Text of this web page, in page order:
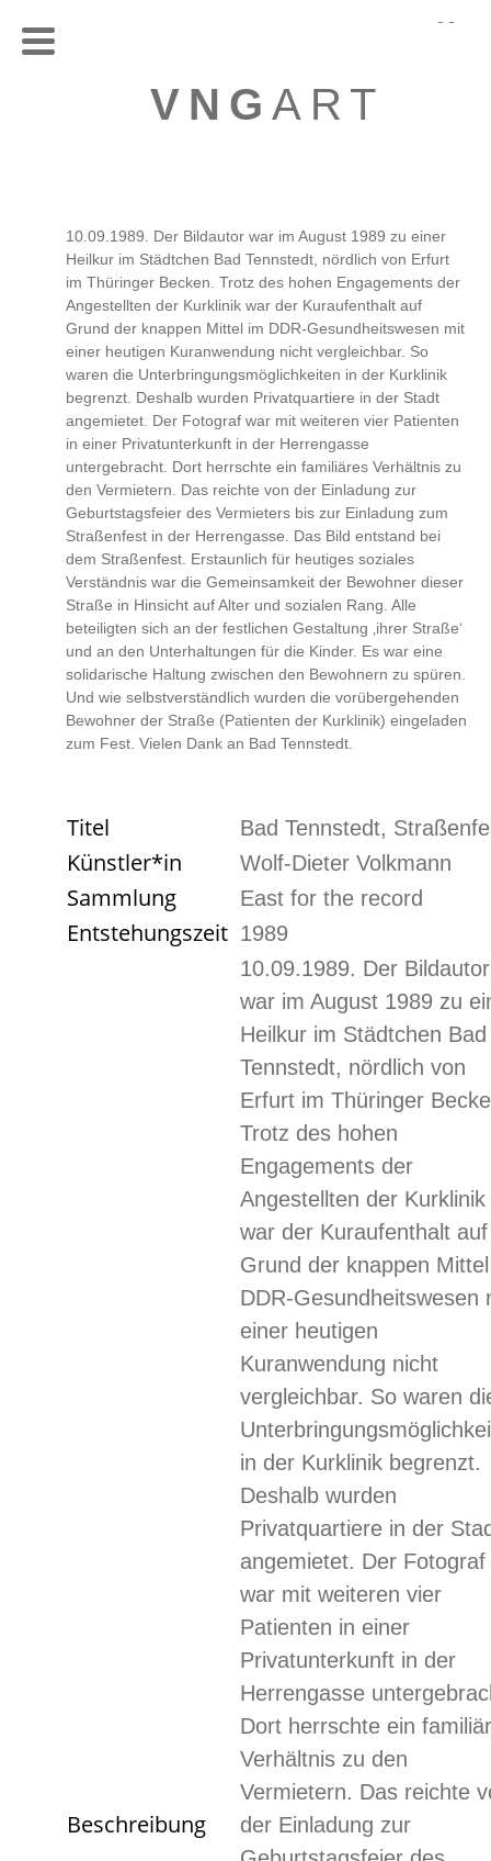
VNG ART
10.09.1989. Der Bildautor war im August 1989 zu einer
Heilkur im Städtchen Bad Tennstedt, nördlich von Erfurt
im Thüringer Becken. Trotz des hohen Engagements der
Angestellten der Kurklinik war der Kuraufenthalt auf
Grund der knappen Mittel im DDR-Gesundheitswesen mit
einer heutigen Kuranwendung nicht vergleichbar. So
waren die Unterbringungsmöglichkeiten in der Kurklinik
begrenzt. Deshalb wurden Privatquartiere in der Stadt
angemietet. Der Fotograf war mit weiteren vier Patienten
in einer Privatunterkunft in der Herrengasse
untergebracht. Dort herrschte ein familiäres Verhältnis zu
den Vermietern. Das reichte von der Einladung zur
Geburtstagsfeier des Vermieters bis zur Einladung zum
Straßenfest in der Herrengasse. Das Bild entstand bei
dem Straßenfest. Erstaunlich für heutiges soziales
Verständnis war die Gemeinsamkeit der Bewohner dieser
Straße in Hinsicht auf Alter und sozialen Rang. Alle
beteiligten sich an der festlichen Gestaltung ‚ihrer Straße‘
und an den Unterhaltungen für die Kinder. Es war eine
solidarische Haltung zwischen den Bewohnern zu spüren.
Und wie selbstverständlich ­wurden die vorübergehenden
Bewohner der Straße (Patienten der Kurklinik) eingeladen
zum Fest. ­Vielen Dank an Bad Tennstedt.
Titel Bad Tennstedt,
Künstler*in Wolf-Dieter Volkmann
Sammlung East for the record
Entstehungszeit 1989
Beschreibung
10.09.1989. Der Bildautor
war im August 1989 zu
Heilkur im Städtchen Bad
Tennstedt, nördlich von
Erfurt im Thüringer
Trotz des hohen
Engagements der
Angestellten der Kurklinik
war der Kuraufenthalt auf
Grund der knappen
DDR-Gesundheitswesen
einer heutigen
Kuranwendung nicht
vergleichbar. So waren
in der Kurklinik begrenzt.
Deshalb wurden
Privatquartiere in der
angemietet. Der Fotograf
war mit weiteren vier
Patienten in einer
Privatunterkunft in der
Herrengasse
Dort herrschte ein
Verhältnis zu den
Vermietern. Das reichte
der Einladung zur